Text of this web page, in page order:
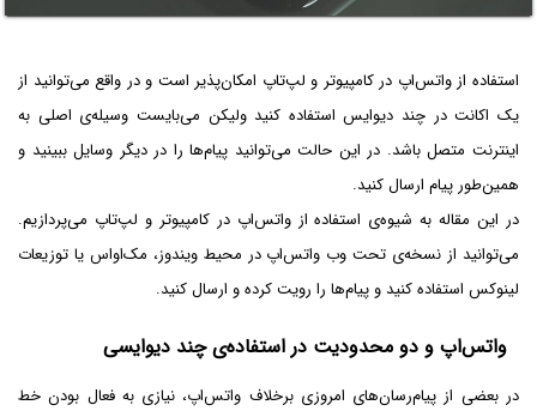
استفاده از واتس‌اپ در کامپیوتر و لپ‌تاپ امکان‌پذیر است و در واقع می‌توانید از
یک اکانت در چند دیوایس استفاده کنید ولیکن می‌بایست وسیله‌ی اصلی به
اینترنت متصل باشد. در این حالت می‌توانید پیام‌ها را در دیگر وسایل ببینید و
همین‌طور پیام ارسال کنید.
در این مقاله به شیوه‌ی استفاده از واتس‌اپ در کامپیوتر و لپ‌تاپ می‌پردازیم.
می‌توانید از نسخه‌ی تحت وب واتس‌اپ در محیط ویندوز، مک‌او‌اس یا توزیعات
لینوکس استفاده کنید و پیام‌ها را رویت کرده و ارسال کنید.
واتس‌اپ و دو محدودیت در استفاده‌ی چند دیوایسی
در بعضی از پیام‌رسان‌های امروزی برخلاف واتس‌اپ، نیازی به فعال بودن خط